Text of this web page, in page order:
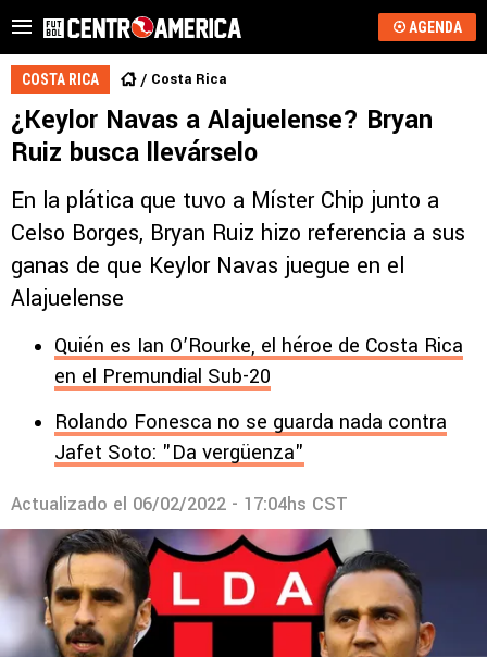
AGENDA
COSTA RICA Costa Rica
¿Keylor Navas a Alajuelense? Bryan
Ruiz busca llevárselo
En la plática que tuvo a Míster Chip junto a
Celso Borges, Bryan Ruiz hizo referencia a sus
ganas de que Keylor Navas juegue en el
Alajuelense
Quién es Ian O’Rourke, el héroe de Costa Rica
en el Premundial Sub-20
Rolando Fonesca no se guarda nada contra
Jafet Soto: "Da vergüenza"
Actualizado el 06/02/2022 - 17:04hs CST